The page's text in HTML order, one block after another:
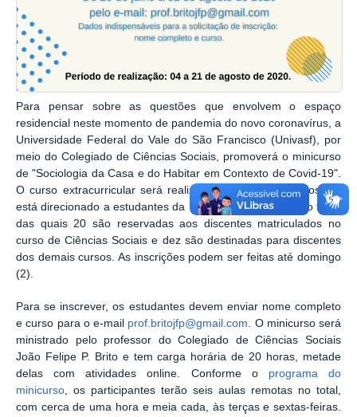
Para pensar sobre as questões que envolvem o espaço
residencial neste momento de pandemia do novo coronavírus, a
Universidade Federal do Vale do São Francisco (Univasf), por
meio do Colegiado de Ciências Sociais, promoverá o minicurso
de "Sociologia da Casa e do Habitar em Contexto de Covid-19".
O curso extracurricular será realizado de 4 a 21 de agosto e
está direcionado a estudantes da Univasf. Há 30 vagas no total,
das quais 20 são reservadas aos discentes matriculados no
curso de Ciências Sociais e dez são destinadas para discentes
dos demais cursos. As inscrições podem ser feitas até domingo
(2).
Para se inscrever, os estudantes devem enviar nome completo
e curso para o e-mail prof.britojfp@gmail.com. O minicurso será
ministrado pelo professor do Colegiado de Ciências Sociais
João Felipe P. Brito e tem carga horária de 20 horas, metade
delas com atividades online. Conforme o programa do
minicurso, os participantes terão seis aulas remotas no total,
com cerca de uma hora e meia cada, às terças e sextas-feiras.